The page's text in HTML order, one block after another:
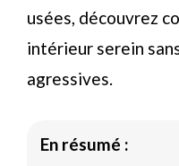
usées, découvrez
intérieur serein
agressives.
En résumé :